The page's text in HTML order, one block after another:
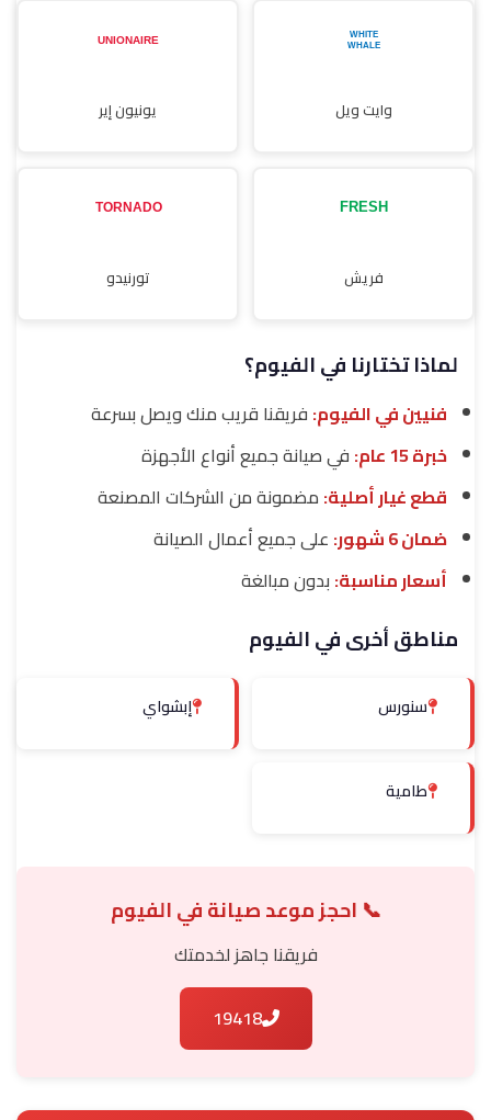
وايت ويل يونيون إير
فريش تورنيدو
لماذا تختارنا في الفيوم؟
فنيين في الفيوم: فريقنا قريب منك ويصل بسرعة
خبرة 15 عام:
في صيانة جميع أنواع الأجهزة
قطع غيار أصلية: مضمونة من الشركات المصنعة
ضمان 6 شهور:
على جميع أعمال الصيانة
أسعار مناسبة: بدون مبالغة
مناطق أخرى في الفيوم
سنورس إبشواي
طامية
📞 احجز موعد صيانة في الفيوم
فريقنا جاهز لخدمتك
19418